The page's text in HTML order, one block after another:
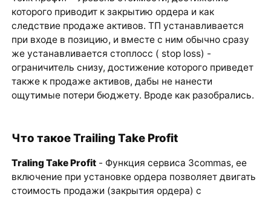
которого приводит к закрытию ордера и как
следствие продаже активов. ТП устанавливается
при входе в позицию, и вместе с ним обычно сразу
же устанавливается стоплосс ( stop loss) -
ограничитель снизу, достижение которого приведет
также к продаже активов, дабы не нанести
ощутимые потери бюджету. Вроде как разобрались.
Что такое Trailing Take Profit
Traling Take Profit- Функция сервиса 3commas, ее
включение при установке ордера позволяет двигать
стоимость продажи (закрытия ордера) с